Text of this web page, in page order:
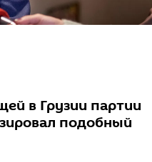
в Грузии партии
подобный